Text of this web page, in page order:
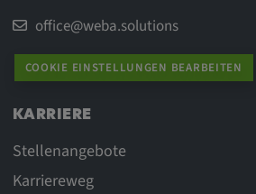
office@weba.solutions
COOKIE EINSTELLUNGEN BEARBEITEN
KARRIERE
Stellenangebote
Karriereweg
Cookie Laufzeit: